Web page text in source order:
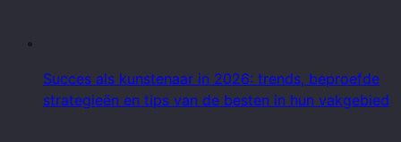
Succes als kunstenaar in 2026: trends, beproefde
strategieën en tips van de besten in hun vakgebied